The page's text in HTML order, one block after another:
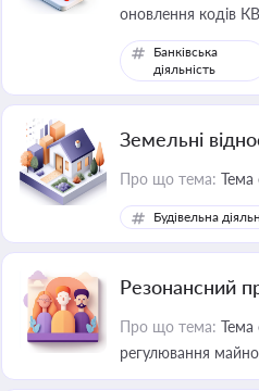
оновлення кодів
Банківська
діяльність
Земельні
Про що тема: Тема
Будівельна
Резонансний
Про що тема: Тема
регулювання